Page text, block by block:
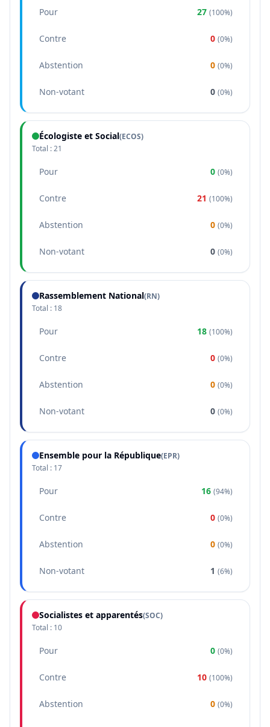
Pour 27 (100%)
Contre 0 (0%)
Abstention 0 (0%)
Non-votant 0 (0%)
Écologiste et Social(ECOS)
Total :21
Pour 0 (0%)
Contre 21 (100%)
Abstention 0 (0%)
Non-votant 0 (0%)
Rassemblement National(RN)
Total : 18
Pour 18 (100%)
Contre 0 (0%)
Abstention 0 (0%)
Non-votant 0 (0%)
Ensemble pour la République(EPR)
Total : 17
Pour 16 (94%)
Contre 0 (0%)
Abstention 0 (0%)
Non-votant 1 (6%)
Socialistes et apparentés(SOC)
Total : 10
Pour 0 (0%)
Contre 10 (100%)
Abstention 0 (0%)